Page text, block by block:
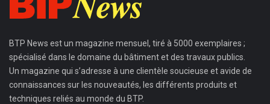
BTP News est un magazine mensuel, tiré à 5000 exemplaires ;
spécialisé dans le domaine du bâtiment et des travaux publics.
Un magazine qui s’adresse à une clientèle soucieuse et avide de
connaissances sur les nouveautés, les différents produits et
techniques reliés au monde du BTP.